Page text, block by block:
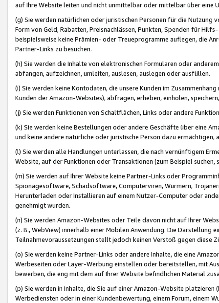
auf Ihre Website leiten und nicht unmittelbar oder mittelbar über eine
(g) Sie werden natürlichen oder juristischen Personen für die Nutzung
Form von Geld, Rabatten, Preisnachlässen, Punkten, Spenden für
beispielsweise keine Prämien- oder Treueprogramme auflegen, die
Partner-Links zu besuchen.
(h) Sie werden die Inhalte von elektronischen Formularen oder
abfangen, aufzeichnen, umleiten, auslesen, auslegen oder ausfüllen.
(i) Sie werden keine Kontodaten, die unsere Kunden im
Kunden der Amazon-Websites), abfragen, erheben, einholen,
(j) Sie werden Funktionen von Schaltflächen, Links oder andere
(k) Sie werden keine Bestellungen oder andere Geschäfte über eine
und keine andere natürliche oder juristische Person dazu
(l) Sie werden alle Handlungen unterlassen, die nach vernünftigem
Website, auf der Funktionen oder Transaktionen (zum Beispiel
(m) Sie werden auf Ihrer Website keine Partner-Links oder
Spionagesoftware, Schadsoftware, Computerviren, Würmern,
Herunterladen oder Installieren auf einem Nutzer-Computer oder
genehmigt wurden.
(n) Sie werden Amazon-Websites oder Teile davon nicht auf Ihrer
(z. B., WebView) innerhalb einer Mobilen Anwendung. Die Darstellung
Teilnahmevoraussetzungen stellt jedoch keinen Verstoß gegen diese
(o) Sie werden keine Partner-Links oder andere Inhalte, die eine
Werbeseiten oder Layer-Werbung einstellen oder bereitstellen, mit
bewerben, die eng mit dem auf Ihrer Website befindlichen Material
(p) Sie werden in Inhalte, die Sie auf einer Amazon-Website
Werbediensten oder in einer Kundenbewertung, einem Forum, einem